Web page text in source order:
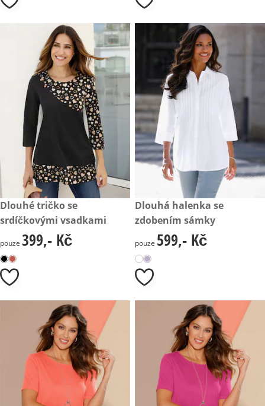
399,- Kč
Dlouhé tričko se
srdíčkovými vsadkami
399,- Kč
pouze 399,- Kč
599,- Kč
Dlouhá halenka se
zdobením sámky
599,- Kč
pouze 599,- Kč